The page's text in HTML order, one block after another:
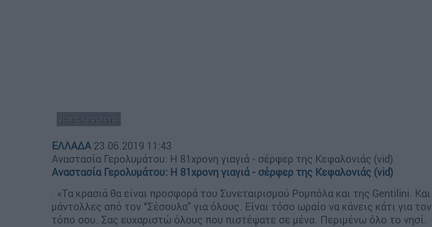
γιαγιά, Κεφαλονιά
ΕΛΛΑΔΑ 23.06.2019 11:43
Αναστασία Γερολυμάτου: Η 81χρονη γιαγιά - σέρφερ της Κεφαλονιάς (vid)
Αναστασία Γερολυμάτου: Η 81χρονη γιαγιά - σέρφερ της Κεφαλονιάς (vid)
. «Τα κρασιά θα είναι προσφορά του Συνεταιρισμού Ρομπόλα και της Gentilini. Και
μάντολλες από τον “Σέσουλα” για όλους. Είναι τόσο ωραίο να κάνεις κάτι για τον
τόπο σου. Σας ευχαριστώ όλους που πιστέψατε σε μένα. Περιμένω όλο το νησί.